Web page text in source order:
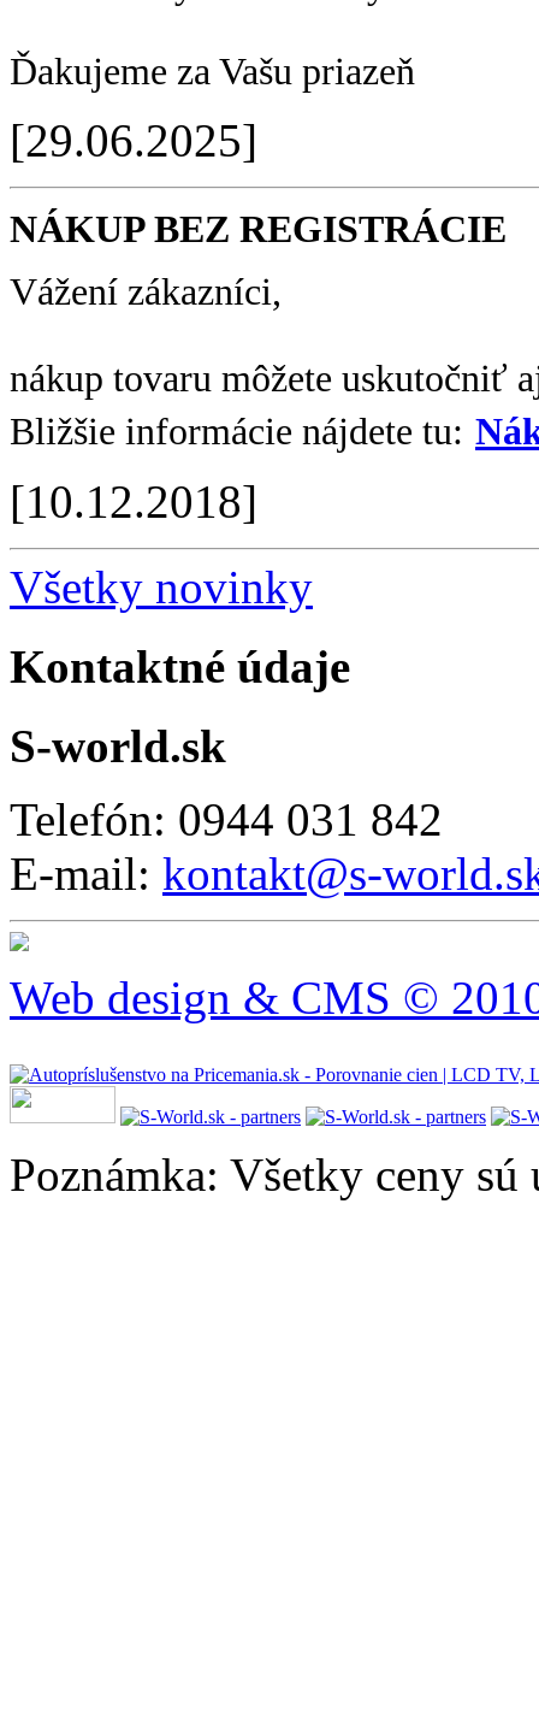
Ďakujeme za Vašu priazeň
[29.06.2025]
NÁKUP BEZ REGISTRÁCIE
Vážení zákazníci,
nákup tovaru môžete uskutočniť
Bližšie informácie nájdete tu:
[10.12.2018]
Všetky novinky
Kontaktné údaje
S-world.sk
Telefón: 0944 031 842
E-mail: kontakt@s-
Web design & CMS ©
Poznámka: Všetky ceny sú